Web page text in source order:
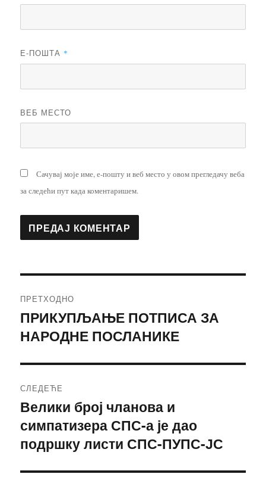
Е-ПОШТА *
ВЕБ МЕСТО
Сачувај моје име, е-пошту и веб место у овом прегледачу веба
за следећи пут када коментаришем.
чланка
ПРЕТХОДНО
Претходни
чланак:
ПРИКУПЉАЊЕ ПОТПИСА ЗА
НАРОДНЕ ПОСЛАНИКЕ
СЛЕДЕЋЕ
Следећи
чланак:
Велики број чланова и
симпатизера СПС-а је дао
подршку листи СПС-ПУПС-ЈС